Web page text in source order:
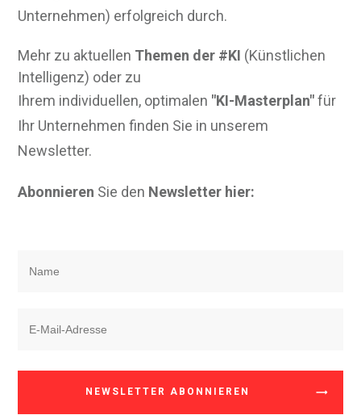
Unternehmen) erfolgreich durch.
Mehr zu aktuellen Themen der #KI (Künstlichen
Intelligenz) oder zu
Ihrem individuellen, optimalen "KI-Masterplan"für
Ihr Unternehmen finden Sie in unserem
Newsletter.
Abonnieren Sie den Newsletter hier:
NEWSLETTER ABONNIEREN